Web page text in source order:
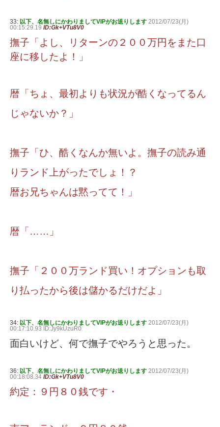
33: 以下、名無しにかわりましてVIPがお送りします 2012/07/23(月)
00:15:29.19 ID:Gk+VTu8V0
撫子「よし、リターンの２００万円をまた口
座に移したよ！」
暦「ちょ、最初よりも状況が酷くなってるん
じゃないか？」
撫子「ひ、酷くなんか無いよ。撫子の読み通
りランド上がったでしょ！？
暦お兄ちゃんは黙ってて！」
暦「……」
撫子「２００万ランド買い！オプションも取
り払ったから後は儲かるだけだよ」
34: 以下、名無しにかわりましてVIPがお送りします 2012/07/23(月)
00:17:10.93 ID:Jy9kUzuR0
面白いけど、何で撫子でやろうと思った。
36: 以下、名無しにかわりましてVIPがお送りします 2012/07/23(月)
00:18:08.34 ID:Gk+VTu8V0
約定：９円８０銭です・